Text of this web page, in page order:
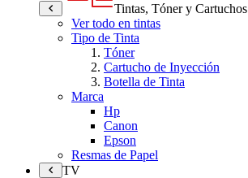
Tintas, Tóner y Cartuchos
Ver todo en tintas
Tipo de Tinta
Tóner
Cartucho de Inyección
Botella de Tinta
Marca
Hp
Canon
Epson
Resmas de Papel
TV